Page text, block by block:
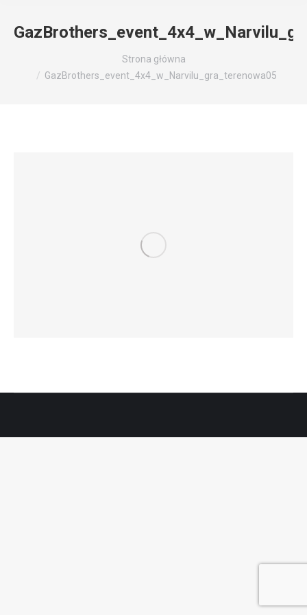
Strona główna
GazBrothers_event_4x4_w_Narvilu_gra_terenowa05